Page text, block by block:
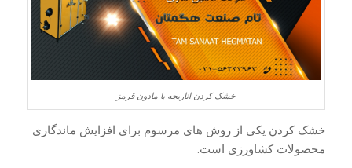
خشک کردن اناریجه با مادون قرمز
خشک کردن یکى از روش هاى مرسوم براى افزایش ماندگارى
محصولات کشاورزى است.